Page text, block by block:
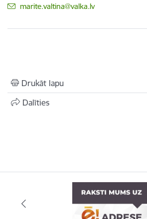
E-pasts:
marite.valtina@valka.lv
Drukāt lapu
Dalīties